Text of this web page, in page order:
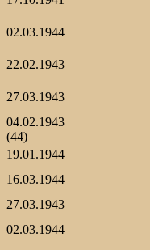
02.03.1944
22.02.1943
27.03.1943
04.02.1943
(44)
19.01.1944
16.03.1944
27.03.1943
02.03.1944